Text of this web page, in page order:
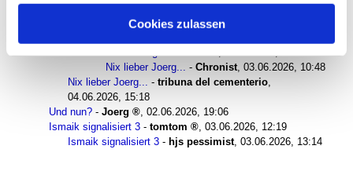
Cookies zulassen
Nix lieber Joerg...-tomtom ,03.06.2026, 08:42
Nix lieber Joerg...- Volldepp-Weisswuaschd
Nix lieber Joerg...
- Chronist 03.06.2026, 10:48
Nix lieber Joerg...
- tribuna del cementerio
04.06.2026, 15:18
Und nun? - Joerg
02.06.2026, 19:06
Ismaik signalisiert 3 - tomtom
03.06.2026, 12:19
Ismaik signalisiert 3 - hjs pessimist, 03.06.2026, 13:14